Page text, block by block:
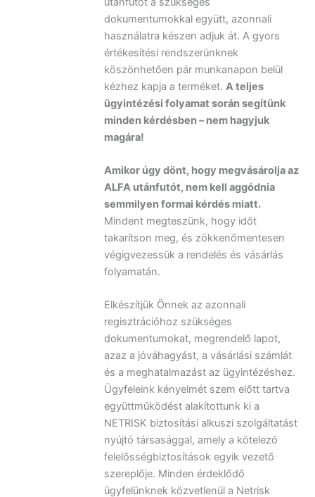
dokumentumokkal együtt, azonnali
használatra készen adjuk át. A gyors
értékesítési rendszerünknek
köszönhetően pár munkanapon belül
kézhez kapja a terméket. A teljes
ügyintézési folyamat során segítünk
minden kérdésben – nem hagyjuk
magára!
Amikor úgy dönt, hogy megvásárolja az
ALFA utánfutót, nem kell aggódnia
semmilyen formai kérdés miatt.
Mindent megteszünk, hogy időt
takarítson meg, és zökkenőmentesen
végigvezessük a rendelés és vásárlás
folyamatán.
Elkészítjük Önnek az azonnali
regisztrációhoz szükséges
dokumentumokat, megrendelő lapot,
azaz a jóváhagyást, a vásárlási számlát
és a meghatalmazást az ügyintézéshez.
Ügyfeleink kényelmét szem előtt tartva
együttműködést alakítottunk ki a
NETRISK biztosítási alkuszi szolgáltatást
nyújtó társasággal, amely a kötelező
felelősségbiztosítások egyik vezető
szereplője. Minden érdeklődő
ügyfelünknek közvetlenül a Netrisk